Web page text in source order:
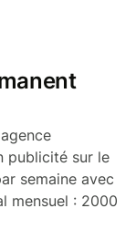
publicité sur le
semaine avec
mensuel : 2000